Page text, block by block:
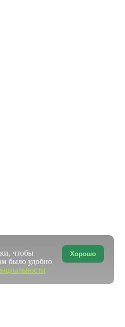
Хорошо
чтобы
было удобно